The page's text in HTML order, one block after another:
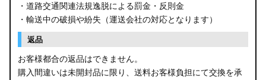
・道路交通関連法規逸脱による罰金・反則金
・輸送中の破損や紛失（運送会社の対応となります）
返品
お客様都合の返品はできません。
購入間違いは未開封品に限り、送料お客様負担にて交換を承